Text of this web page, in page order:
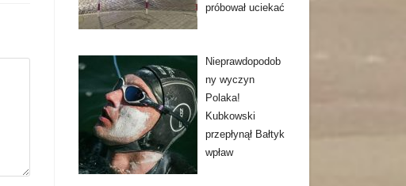
próbował uciekać
Nieprawdopodob
ny wyczyn
Polaka!
Kubkowski
przepłynął Bałtyk
wpław